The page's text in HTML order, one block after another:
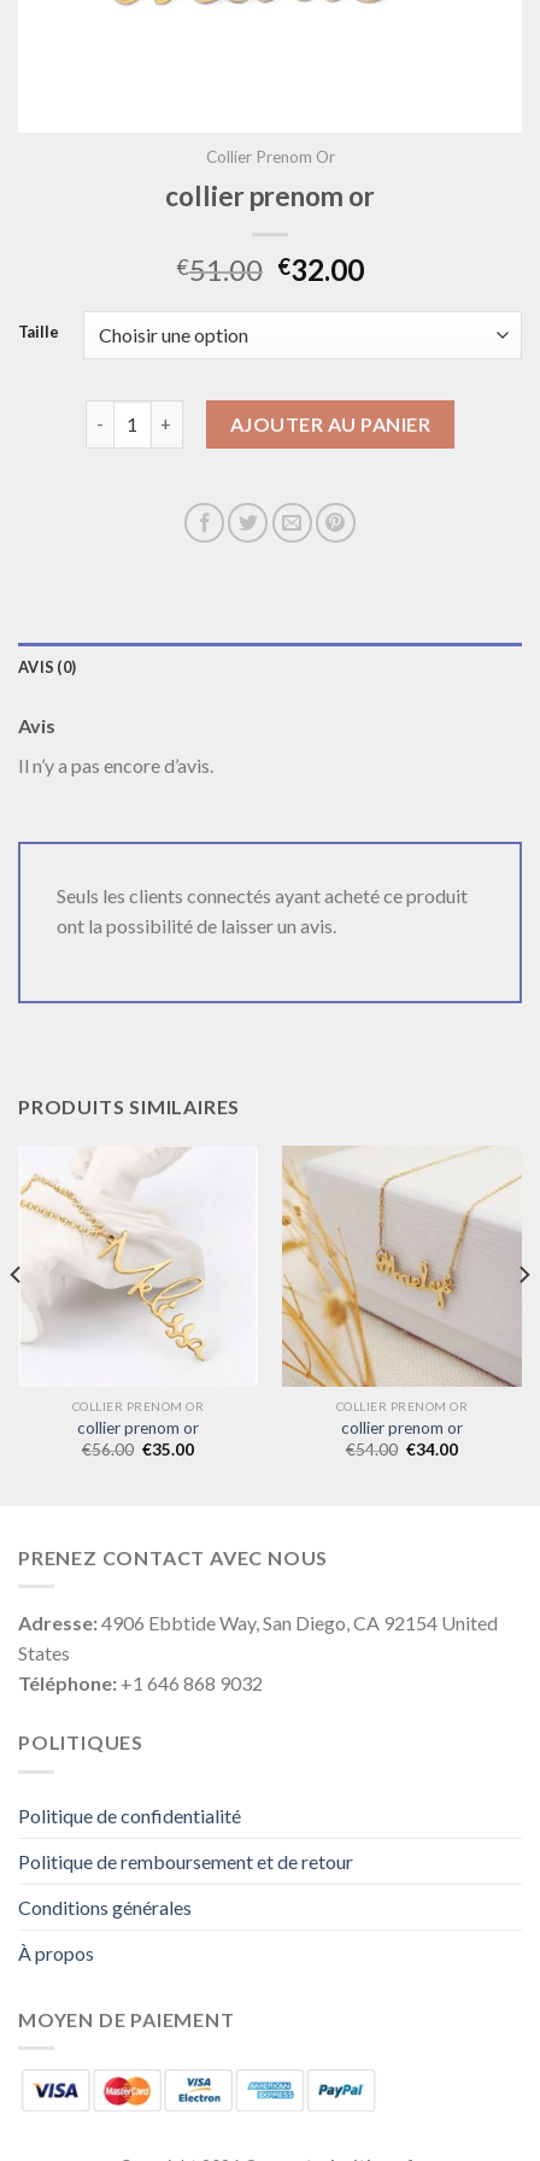
Collier Prenom Or
collier prenom or
€51.00 €32.00
Taille
AJOUTER AU PANIER
AVIS (0)
Avis
Il n’y a pas encore d’avis.
Seuls les clients connectés ayant acheté ce produit
ont la possibilité de laisser un avis.
PRODUITS SIMILAIRES
COLLIER PRENOM OR
collier prenom or
€56.00 €35.00
COLLIER PRENOM OR
collier prenom or
€54.00 €34.00
PRENEZ CONTACT AVEC NOUS
Adresse:4906 Ebbtide Way, San Diego, CA 92154 United
States
Téléphone: +1 646 868 9032
POLITIQUES
Politique de confidentialité
Politique de remboursement et de retour
Conditions générales
À propos
MOYEN DE PAIEMENT